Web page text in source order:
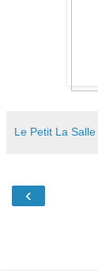
Le Petit La Salle
‹